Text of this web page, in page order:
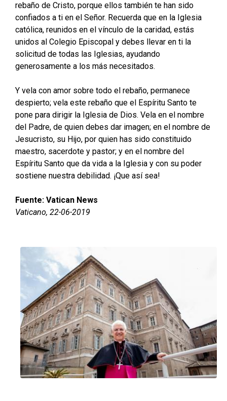
rebaño de Cristo, porque ellos también te han sido
confiados a ti en el Señor. Recuerda que en la Iglesia
católica, reunidos en el vínculo de la caridad, estás
unidos al Colegio Episcopal y debes llevar en ti la
solicitud de todas las Iglesias, ayudando
generosamente a los más necesitados.
Y vela con amor sobre todo el rebaño, permanece
despierto; vela este rebaño que el Espíritu Santo te
pone para dirigir la Iglesia de Dios. Vela en el nombre
del Padre, de quien debes dar imagen; en el nombre de
Jesucristo, su Hijo, por quien has sido constituido
maestro, sacerdote y pastor; y en el nombre del
Espíritu Santo que da vida a la Iglesia y con su poder
sostiene nuestra debilidad. ¡Que así sea!
Fuente: Vatican News
Vaticano, 22-06-2019